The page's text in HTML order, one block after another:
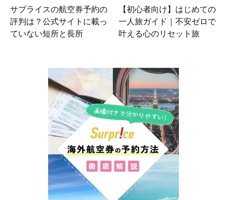
サプライスの航空券予約の
評判は？公式サイトに載っ
ていない短所と長所
【初心者向け】はじめての
一人旅ガイド｜不安ゼロで
叶える心のリセット旅